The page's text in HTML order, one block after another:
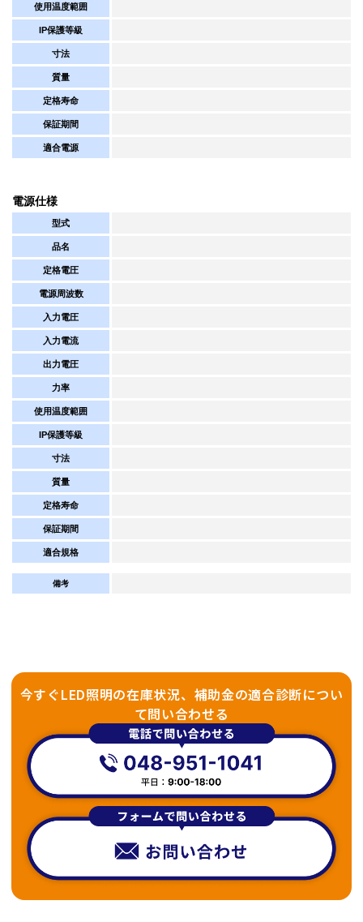
使用温度範囲
IP保護等級
寸法
質量
定格寿命
保証期間
適合電源
電源仕様
型式
品名
定格電圧
電源周波数
入力電圧
入力電流
出力電圧
力率
使用温度範囲
IP保護等級
寸法
質量
定格寿命
保証期間
適合規格
備考
今すぐLED照明の在庫状況、補助金の適合診断につい
て問い合わせる